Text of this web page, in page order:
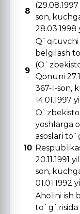
8
son,
28.03.1998
9
Q`qituvchi
belgilash
Qonuni
367-I-son,
14.01.1997
10
yoshlarga
asoslari
20.11.1991
son,
01.01.1992
Aholini ish
to`g`risida